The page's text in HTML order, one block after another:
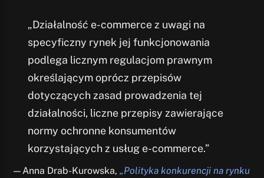
„Działalność e-commerce z uwagi na
specyficzny rynek jej funkcjonowania
podlega licznym regulacjom prawnym
określającym oprócz przepisów
dotyczących zasad prowadzenia tej
działalności, liczne przepisy zawierające
normy ochronne konsumentów
korzystających z usług e-commerce.”
—Anna Drab-Kurowska, „Polityka konkurencji na rynku